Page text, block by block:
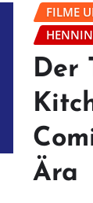
FILME
Der
Ära